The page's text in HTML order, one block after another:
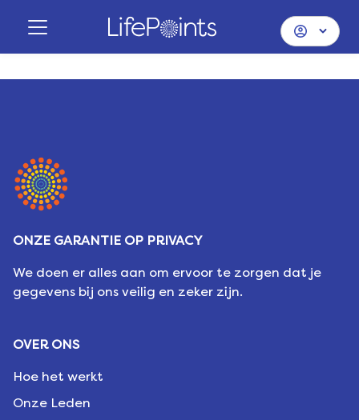
ONZE GARANTIE OP PRIVACY
We doen er alles aan om ervoor te zorgen dat je
gegevens bij ons veilig en zeker zijn.
OVER ONS
Hoe het werkt
Onze Leden